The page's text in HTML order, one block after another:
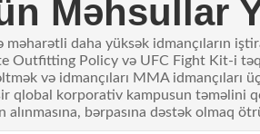
Məhsullar
daha yüksək idmançıların
Policy və UFC Fight Kit-i
və idmançıları MMA idmançıları
qlobal korporativ kampusun təməlini
alınmasına, bərpasına dəstək